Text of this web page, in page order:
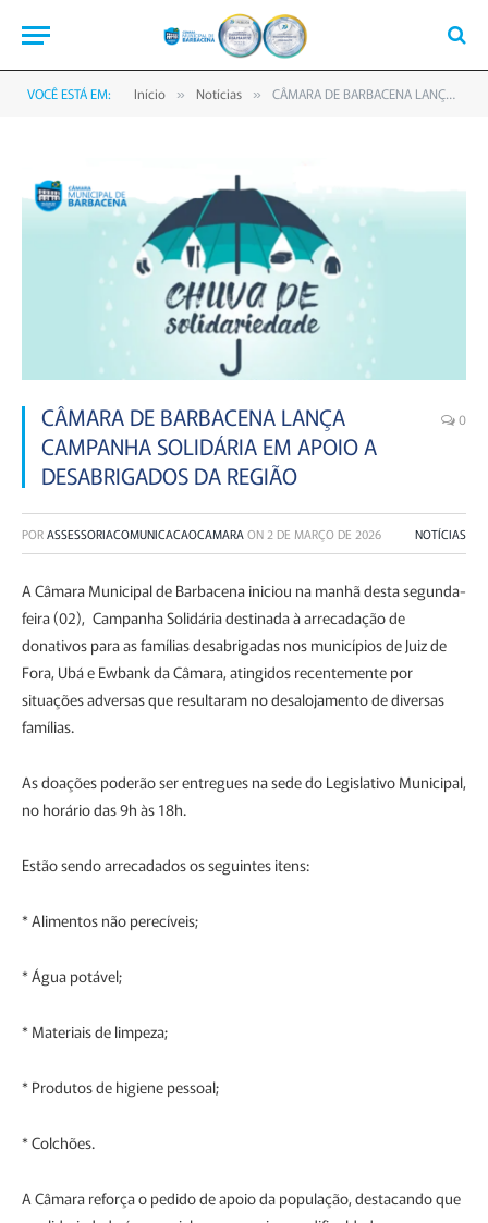
VOCÊ ESTÁ EM: Início » Notícias » CÂMARA DE BARBACENA LANÇA CAMPANHA SOLIDÁRIA EM APOIO A DESABRIGADOS DA REGIÃO
CÂMARA DE BARBACENA LANÇA
CAMPANHA SOLIDÁRIA EM APOIO A
DESABRIGADOS DA REGIÃO
0
PORASSESSORIACOMUNICACAOCAMARAON 2 DE MARÇO DE 2026 NOTÍCIAS
A Câmara Municipal de Barbacena iniciou na manhã desta segunda-
feira (02), Campanha Solidária destinada à arrecadação de
donativos para as famílias desabrigadas nos municípios de Juiz de
Fora, Ubá e Ewbank da Câmara, atingidos recentemente por
situações adversas que resultaram no desalojamento de diversas
famílias.
As doações poderão ser entregues na sede do Legislativo Municipal,
no horário das 9h às 18h.
Estão sendo arrecadados os seguintes itens:
* Alimentos não perecíveis;
* Água potável;
* Materiais de limpeza;
* Produtos de higiene pessoal;
* Colchões.
A Câmara reforça o pedido de apoio da população, destacando que